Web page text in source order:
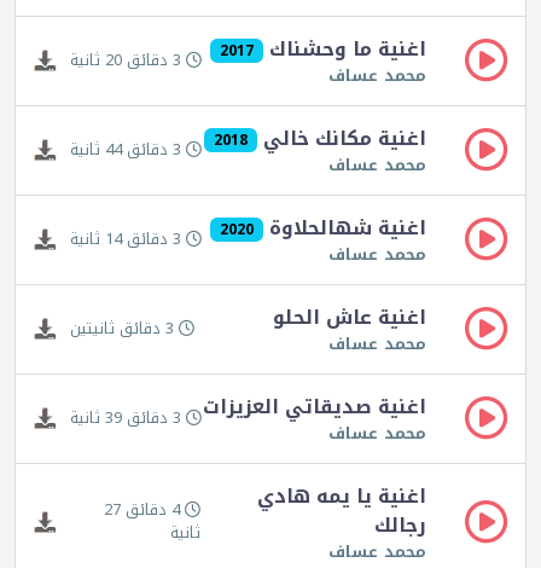
اغنية ما وحشناك 2017
محمد عساف 3 دقائق 20 ثانية
اغنية مكانك خالي 2018
محمد عساف 3 دقائق 44 ثانية
اغنية شهالحلاوة 2020
محمد عساف 3 دقائق 14 ثانية
اغنية عاش الحلو
محمد عساف 3 دقائق ثانيتين
اغنية صديقاتي العزيزات
محمد عساف 3 دقائق 39 ثانية
اغنية يا يمه هادي
رجالك
محمد عساف
4 دقائق 27
ثانية